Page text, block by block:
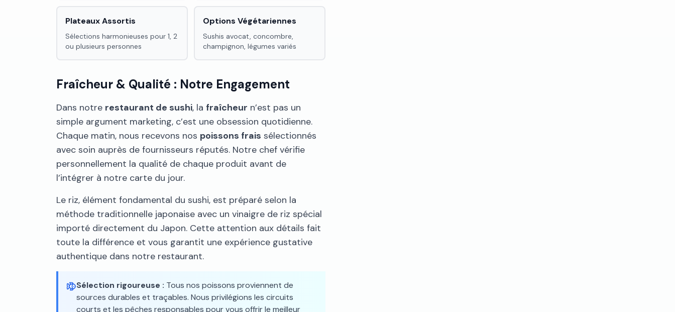
Plateaux Assortis
Sélections harmonieuses pour 1, 2
ou plusieurs personnes
Options Végétariennes
Sushis avocat, concombre,
champignon, légumes variés
Fraîcheur & Qualité : Notre Engagement
Dans notre restaurant de sushi, la fraîcheur n’est pas un
simple argument marketing, c’est une obsession quotidienne.
Chaque matin, nous recevons nos poissons frais sélectionnés
avec soin auprès de fournisseurs réputés. Notre chef vérifie
personnellement la qualité de chaque produit avant de
l’intégrer à notre carte du jour.
Le riz, élément fondamental du sushi, est préparé selon la
méthode traditionnelle japonaise avec un vinaigre de riz spécial
importé directement du Japon. Cette attention aux détails fait
toute la différence et vous garantit une expérience gustative
authentique dans notre restaurant.
Sélection rigoureuse : Tous nos poissons proviennent de
sources durables et traçables. Nous privilégions les circuits
courts et les pêches responsables pour vous offrir le meilleur